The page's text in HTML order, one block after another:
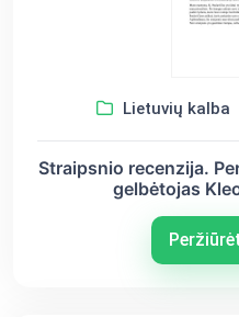
Lietuvių kalba
Straipsnio recenzija.
gelbėtojas